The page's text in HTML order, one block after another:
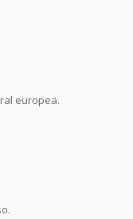
europea.